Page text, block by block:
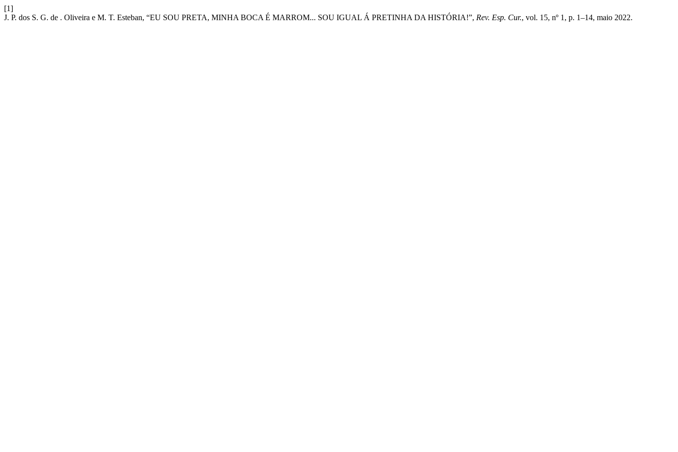
[1]
J. P. dos S. G. de . Oliveira e M. T. Esteban, “EU SOU PRETA, MINHA BOCA É MARROM... SOU IGUAL Á PRETINHA DA HISTÓRIA!”, Rev. Esp. Cur., vol. 15, nº 1, p. 1–14, maio 2022.